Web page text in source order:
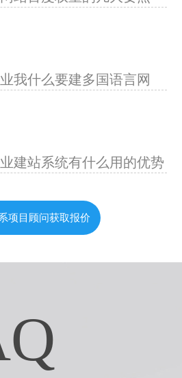
我什么要建多国语言网
建站系统有什么用的优势
项目顾问获取报价